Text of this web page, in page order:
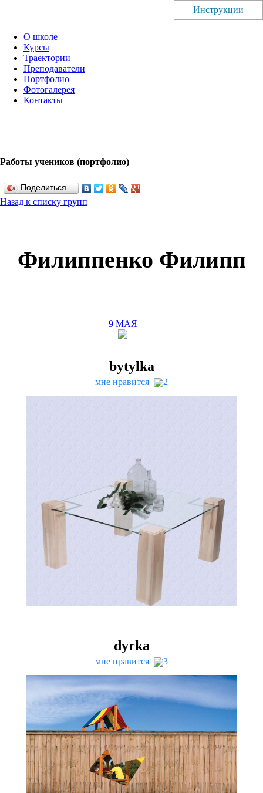
О школе
Курсы
Траектории
Преподаватели
Портфолио
Фотогалерея
Контакты
Работы учеников (портфолио)
Поделиться…
Назад к списку групп
Инструкции
Филиппенко Филипп
9 МАЯ
bytylka
мне нравится 2
dyrka
мне нравится 3